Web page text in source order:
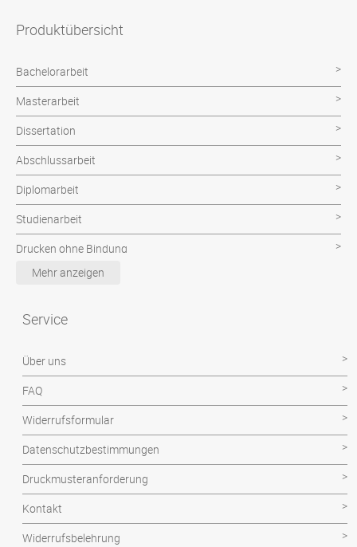
Produktübersicht
Bachelorarbeit
Masterarbeit
Dissertation
Abschlussarbeit
Diplomarbeit
Studienarbeit
Drucken ohne Bindung
Poster & CAD Plot
Hausarbeit
Magisterarbeit
Projektarbeit
Seminararbeit
Technikerarbeit
Wissenschaftliche Arbeit
Mehr anzeigen
Service
Über uns
FAQ
Widerrufsformular
Datenschutzbestimmungen
Druckmusteranforderung
Kontakt
Widerrufsbelehrung